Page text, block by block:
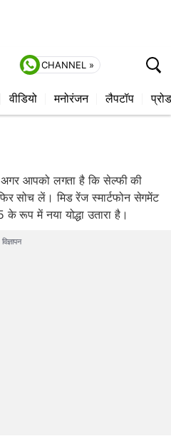
CHANNEL »
वीडियो मनोरंजन लैपटॉप
आपको लगता है कि सेल्फी की
सोच लें। मिड रेंज स्मार्टफोन सेगमेंट
के रूप में नया योद्धा उतारा है।
विज्ञापन